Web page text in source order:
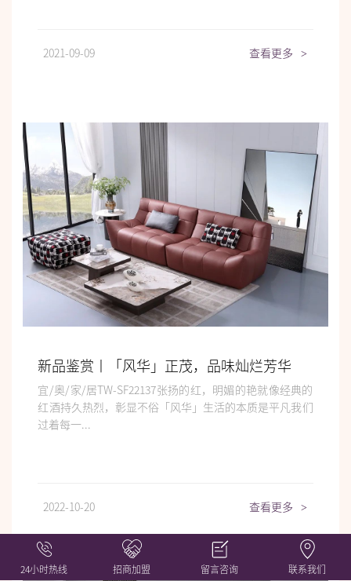
2021-09-09 查看更多 >
新品鉴赏丨「风华」正茂，品味灿烂芳华
宜/奥/家/居TW-SF22137张扬的红，明媚的艳就像经典的
红酒持久热烈，彰显不俗「风华」生活的本质是平凡我们
过着每一...
2022-10-20 查看更多 >
24小时热线 招商加盟 留言咨询 联系我们